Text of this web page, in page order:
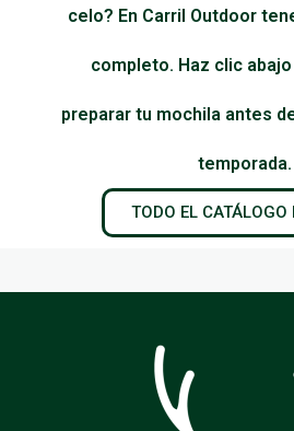
celo? En Carril Outdoor
completo. Haz clic
preparar tu mochila antes
temporada.
TODO EL CATÁLOGO